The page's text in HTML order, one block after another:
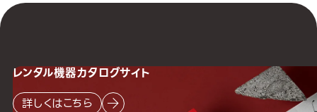
レンタル機器カタログサイト
詳しくはこちら